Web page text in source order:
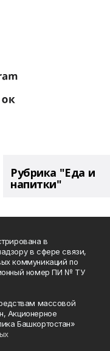
Рубрика "Еда и
напитки"
в
в сфере связи,
коммуникаций по
номер ПИ № ТУ
массовой
Акционерное
Башкортостан»